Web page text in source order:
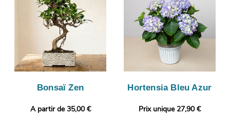
Bonsaï Zen
A partir de 35,00 €
Hortensia Bleu Azur
Prix unique 27,90 €